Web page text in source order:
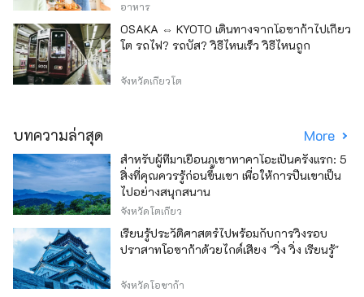
อาหาร
OSAKA ⇔ KYOTO เดินทางจากโอซาก้าไปเกียว
โต รถไฟ? รถบัส? วิธีไหนเร็ว วิธีไหนถูก
จังหวัดเกียวโต
บทความล่าสุด More
สำหรับผู้ที่มาเยือนภูเขาทาคาโอะเป็นครั้งแรก: 5
สิ่งที่คุณควรรู้ก่อนขึ้นเขา เพื่อให้การปีนเขาเป็น
ไปอย่างสนุกสนาน
จังหวัดโตเกียว
เรียนรู้ประวัติศาสตร์ไปพร้อมกับการวิ่งรอบ
ปราสาทโอซาก้าด้วยไกด์เสียง "วิ่ง วิ่ง เรียนรู้"
จังหวัดโอซาก้า